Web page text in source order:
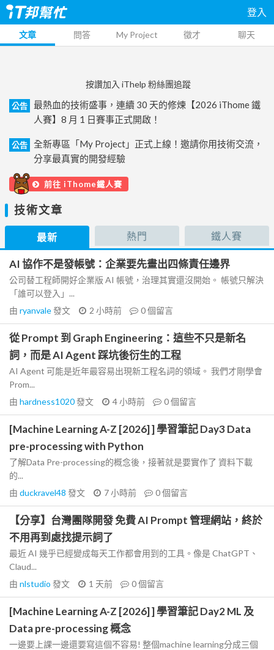
登入
文章 問答 My Project 徵才 聊天
按讚加入 iThelp 粉絲團追蹤
公告
最熱血的技術盛事，連續 30 天的修煉【2026 iThome 鐵
人賽】8 月 1 日賽事正式開啟！
公告
全新專區「My Project」正式上線！邀請你用技術交流，
分享最真實的開發經驗
前往 iThome鐵人賽
技術文章
最新 熱門 鐵人賽
AI 協作不是發帳號：企業要先畫出四條責任邊界
公司替工程師開好企業版 AI 帳號，治理其實還沒開始。 帳號只解決
「誰可以登入」...
由 ryanvale發文 2 小時前 0個留言
從 Prompt 到 Graph Engineering：這些不只是新名
詞，而是 AI Agent 踩坑後衍生的工程
AI Agent 可能是近年最容易出現新工程名詞的領域。 我們才剛學會
Prom...
由 hardness1020發文 4 小時前 0個留言
[Machine Learning A-Z [2026] ] 學習筆記 Day3 Data
pre-processing with Python
了解Data Pre-processing的概念後，接著就是要實作了 資料下載
的...
由 duckravel48 發文 7 小時前 0個留言
【分享】台灣團隊開發 免費 AI Prompt 管理網站，終於
不用再到處找提示詞了
最近 AI 幾乎已經變成每天工作都會用到的工具。像是 ChatGPT、
Claud...
由 nlstudio 發文 1 天前 0個留言
[Machine Learning A-Z [2026] ] 學習筆記 Day2 ML 及
Data pre-processing 概念
一邊要上課一邊還要寫這個不容易! 整個machine learning分成三個